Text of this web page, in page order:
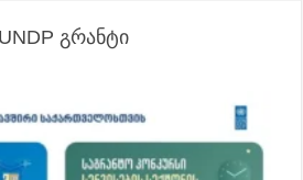
გრანტი